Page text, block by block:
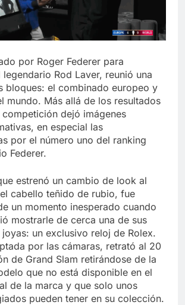
por Roger Federer para
legendario Rod Laver, reunió una
bloques: el combinado europeo y
mundo. Más allá de los resultados
dejó imágenes
en especial las
por el número uno del ranking
Federer.
estrenó un cambio de look al
cabello teñido de rubio, fue
un momento inesperado cuando
mostrarle de cerca una de sus
joyas: un exclusivo reloj de Rolex.
por las cámaras, retrató al 20
de Grand Slam retirándose de la
que no está disponible en el
de la marca y que solo unos
pueden tener en su colección.